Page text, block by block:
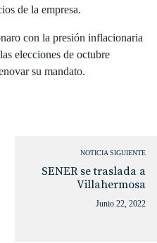
de la empresa.
con la presión inflacionaria
elecciones de octubre
su mandato.
NOTICIA SIGUIENTE
SENER se traslada a
Villahermosa
Junio 22, 2022